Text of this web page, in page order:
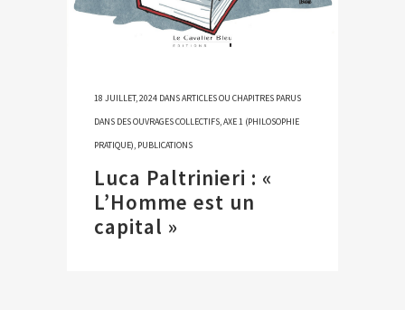
18 JUILLET, 2024 DANSARTICLES OU CHAPITRES PARUS
DANS DES OUVRAGES COLLECTIFS AXE 1 (PHILOSOPHIE
PRATIQUE) PUBLICATIONS
Luca Paltrinieri : «
L’Homme est un
capital »